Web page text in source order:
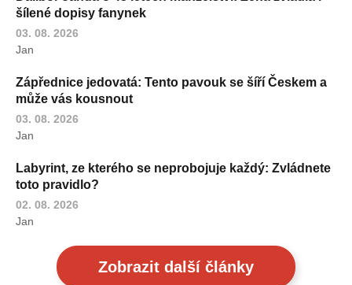
šílené dopisy fanynek
03. 08. 2026
Jan
Zápřednice jedovatá: Tento pavouk se šíří Českem a
může vás kousnout
03. 08. 2026
Jan
Labyrint, ze kterého se neprobojuje každý: Zvládnete
toto pravidlo?
02. 08. 2026
Jan
Zobrazit další články